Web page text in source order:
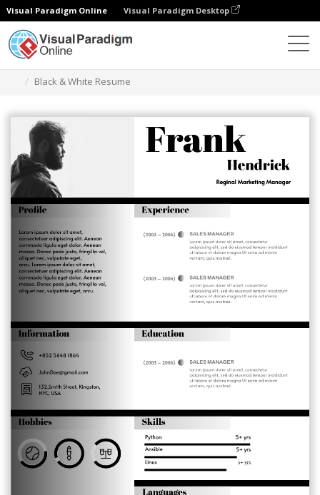
Visual Paradigm Online Visual Paradigm Desktop
Black & White Resume